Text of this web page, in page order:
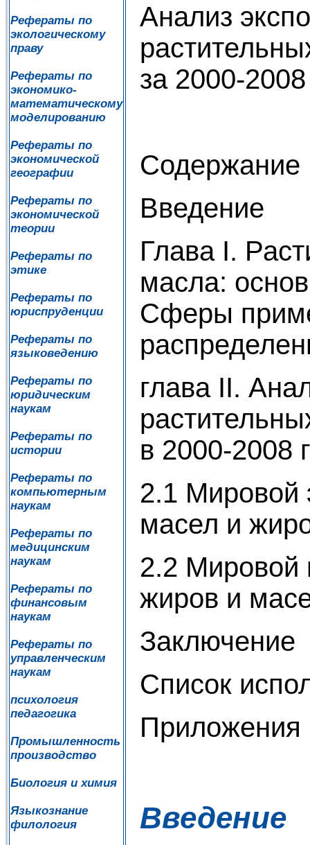
Рефераты по
экологическому
праву
Рефераты по
экономико-
математическому
моделированию
Рефераты по
экономической
географии
Рефераты по
экономической
теории
Рефераты по
этике
Рефераты по
юриспруденции
Рефераты по
языковедению
Рефераты по
юридическим
наукам
Рефераты по
истории
Рефераты по
компьютерным
наукам
Рефераты по
медицинским
наукам
Рефераты по
финансовым
наукам
Рефераты по
управленческим
наукам
психология
педагогика
Промышленность
производство
Биология и химия
Языкознание
филология
Анализ
за 2000-2008
Содержание
Введение
Глава I.
масла:
Сферы
глава II.
в 2000-2008
2.1 Мировой
масел и
2.2 Мировой
жиров и
Заключение
Список
Приложения
Введение